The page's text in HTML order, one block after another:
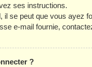
ses instructions.
il se peut que vous ayez
e-mail fournie,
?